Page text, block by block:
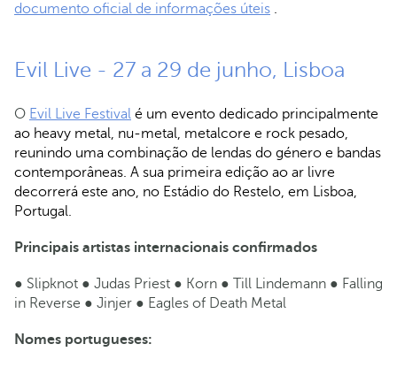
documento oficial de informações úteis .
Evil Live - 27 a 29 de junho, Lisboa
O Evil Live Festival é um evento dedicado principalmente
ao heavy metal, nu-metal, metalcore e rock pesado,
reunindo uma combinação de lendas do género e bandas
contemporâneas. A sua primeira edição ao ar livre
decorrerá este ano, no Estádio do Restelo, em Lisboa,
Portugal.
Principais artistas internacionais confirmados
● Slipknot ● Judas Priest ● Korn ● Till Lindemann ● Falling
in Reverse ● Jinjer ● Eagles of Death Metal
Nomes portugueses: